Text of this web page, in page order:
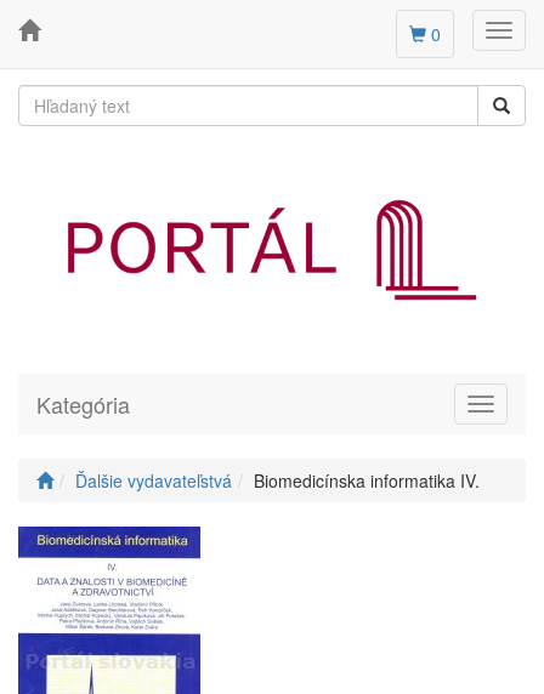
0
Toggle
Kategória
Ďalšie vydavateľstvá Biomedicínska informatika IV.